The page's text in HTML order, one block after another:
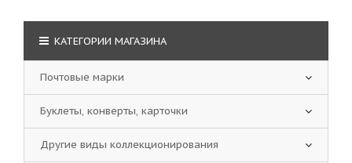
КАТЕГОРИИ МАГАЗИНА
Почтовые марки
Буклеты, конверты, карточки
Другие виды коллекционирования